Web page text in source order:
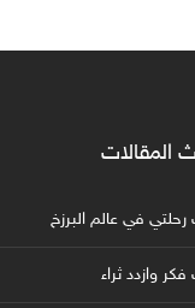
المقالات
رحلتي في عالم البرزخ
وازدد ثراء